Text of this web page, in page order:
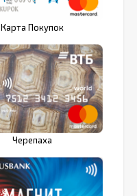
Карта Покупок
Черепаха